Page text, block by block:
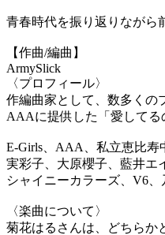
青春時代を振り返りながら
【作曲/編曲】
ArmySlick
〈プロフィール〉
作編曲家として、数多くの
AAAに提供した「愛してる
E-Girls、AAA、私立恵比寿
実彩子、大原櫻子、藍井エ
シャイニーカラーズ、V6、
〈楽曲について〉
菊花はるさんは、どちらか